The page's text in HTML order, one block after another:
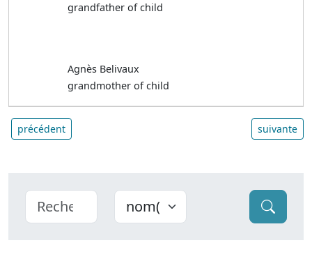
grandfather of child
Agnès Belivaux
grandmother of child
précédent suivante